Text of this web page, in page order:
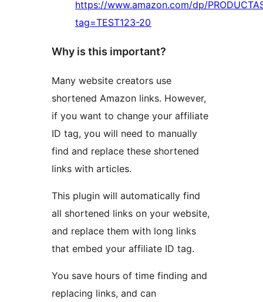
https://www.amazon.com/dp/
tag=TEST123-20
Why is this important?
Many website creators use
shortened Amazon links. However,
if you want to change your affiliate
ID tag, you will need to manually
find and replace these shortened
links with articles.
This plugin will automatically find
all shortened links on your website,
and replace them with long links
that embed your affiliate ID tag.
You save hours of time finding and
replacing links, and can